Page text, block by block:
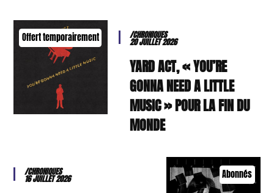
Offert temporairement /CHRONIQUES
20 JUILLET 2026
YARD ACT, « YOU’RE
GONNA NEED A LITTLE
MUSIC » POUR LA FIN DU
MONDE
Abonnés
/CHRONIQUES
16 JUILLET 2026